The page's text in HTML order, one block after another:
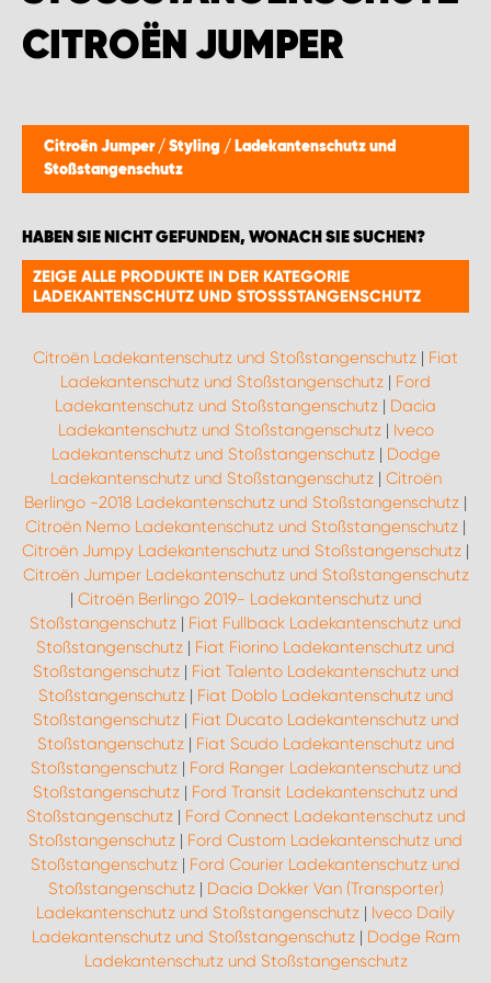
ITROËN JUMPER
Citroën Jumper / Styling / Ladekantenschutz und
Stoßstangenschutz
HABEN SIE NICHT GEFUNDEN, WONACH SIE SUCHEN?
ZEIGE ALLE PRODUKTE IN DER KATEGORIE
LADEKANTENSCHUTZ UND STOSSSTANGENSCHUTZ
Citroën Ladekantenschutz und Stoßstangenschutz | Fiat
Ladekantenschutz und Stoßstangenschutz | Ford
Ladekantenschutz und Stoßstangenschutz | Dacia
Ladekantenschutz und Stoßstangenschutz| Iveco
Ladekantenschutz und Stoßstangenschutz| Dodge
Ladekantenschutz und Stoßstangenschutz| Citroën
Berlingo -2018 Ladekantenschutz und Stoßstangenschutz |
Citroën Nemo Ladekantenschutz und Stoßstangenschutz |
Citroën Jumpy Ladekantenschutz und Stoßstangenschutz |
Citroën Jumper Ladekantenschutz und Stoßstangenschutz
| Citroën Berlingo 2019- Ladekantenschutz und
Stoßstangenschutz | Fiat Fullback Ladekantenschutz und
Stoßstangenschutz | Fiat Fiorino Ladekantenschutz und
Stoßstangenschutz| Fiat Talento Ladekantenschutz und
Stoßstangenschutz| Fiat Doblo Ladekantenschutz und
Stoßstangenschutz| Fiat Ducato Ladekantenschutz und
Stoßstangenschutz| Fiat Scudo Ladekantenschutz und
Stoßstangenschutz| Ford Ranger Ladekantenschutz und
Stoßstangenschutz | Ford Transit Ladekantenschutz und
Stoßstangenschutz| Ford Connect Ladekantenschutz und
Stoßstangenschutz | Ford Custom Ladekantenschutz und
Stoßstangenschutz | Ford Courier Ladekantenschutz und
Stoßstangenschutz| Dacia Dokker Van (Transporter)
Ladekantenschutz und Stoßstangenschutz | Iveco Daily
Ladekantenschutz und Stoßstangenschutz| Dodge Ram
Ladekantenschutz und Stoßstangenschutz